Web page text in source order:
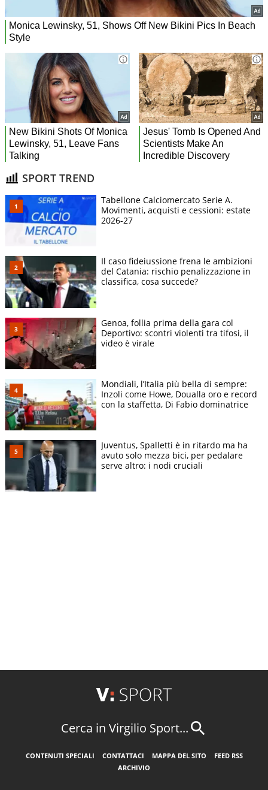
SPORT TREND
Tabellone Calciomercato Serie A.
Movimenti, acquisti e cessioni: estate
2026-27
Il caso fideiussione frena le ambizioni
del Catania: rischio penalizzazione in
classifica, cosa succede?
Genoa, follia prima della gara col
Deportivo: scontri violenti tra tifosi, il
video è virale
Mondiali, l’Italia più bella di sempre:
Inzoli come Howe, Doualla oro e record
con la staffetta, Di Fabio dominatrice
Juventus, Spalletti è in ritardo ma ha
avuto solo mezza bici, per pedalare
serve altro: i nodi cruciali
Cerca in Virgilio Sport...
CONTENUTI SPECIALI CONTATTACI MAPPA DEL SITO
FEED RSS
ARCHIVIO